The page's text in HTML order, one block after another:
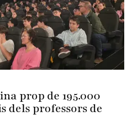
prop de 195.000
dels professors de